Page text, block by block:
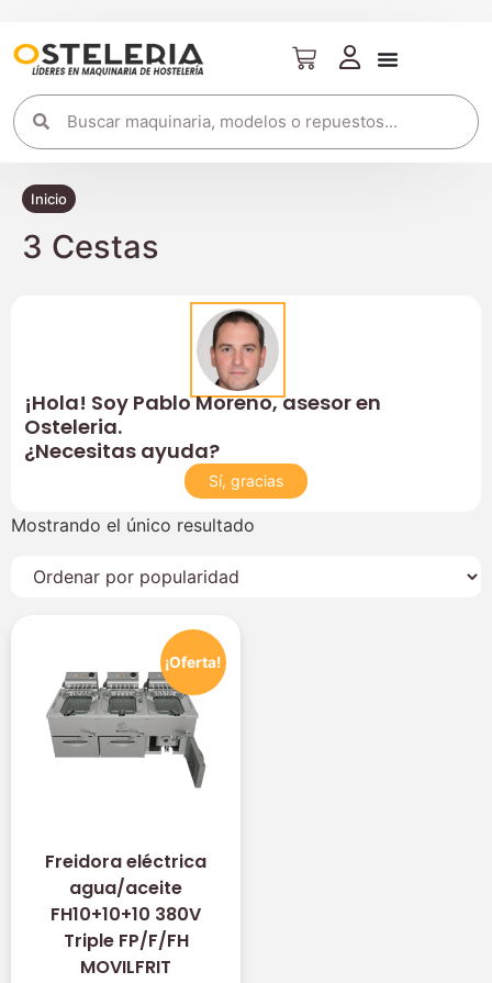
Inicio
3 Cestas
¡Hola! Soy Pablo Moreno, asesor en
Osteleria.
¿Necesitas ayuda?
Sí, gracias
Mostrando el único resultado
¡Oferta!
Freidora eléctrica
agua/aceite
FH10+10+10 380V
Triple FP/F/FH
MOVILFRIT